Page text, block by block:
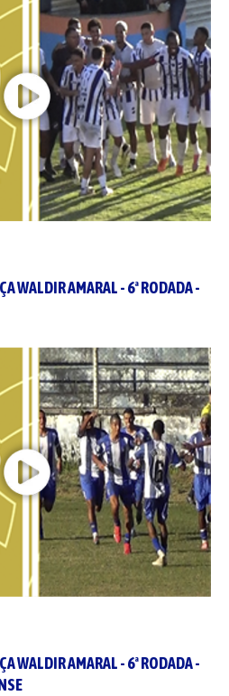
WALDIR AMARAL - 6ª RODADA -
WALDIR AMARAL - 6ª RODADA -